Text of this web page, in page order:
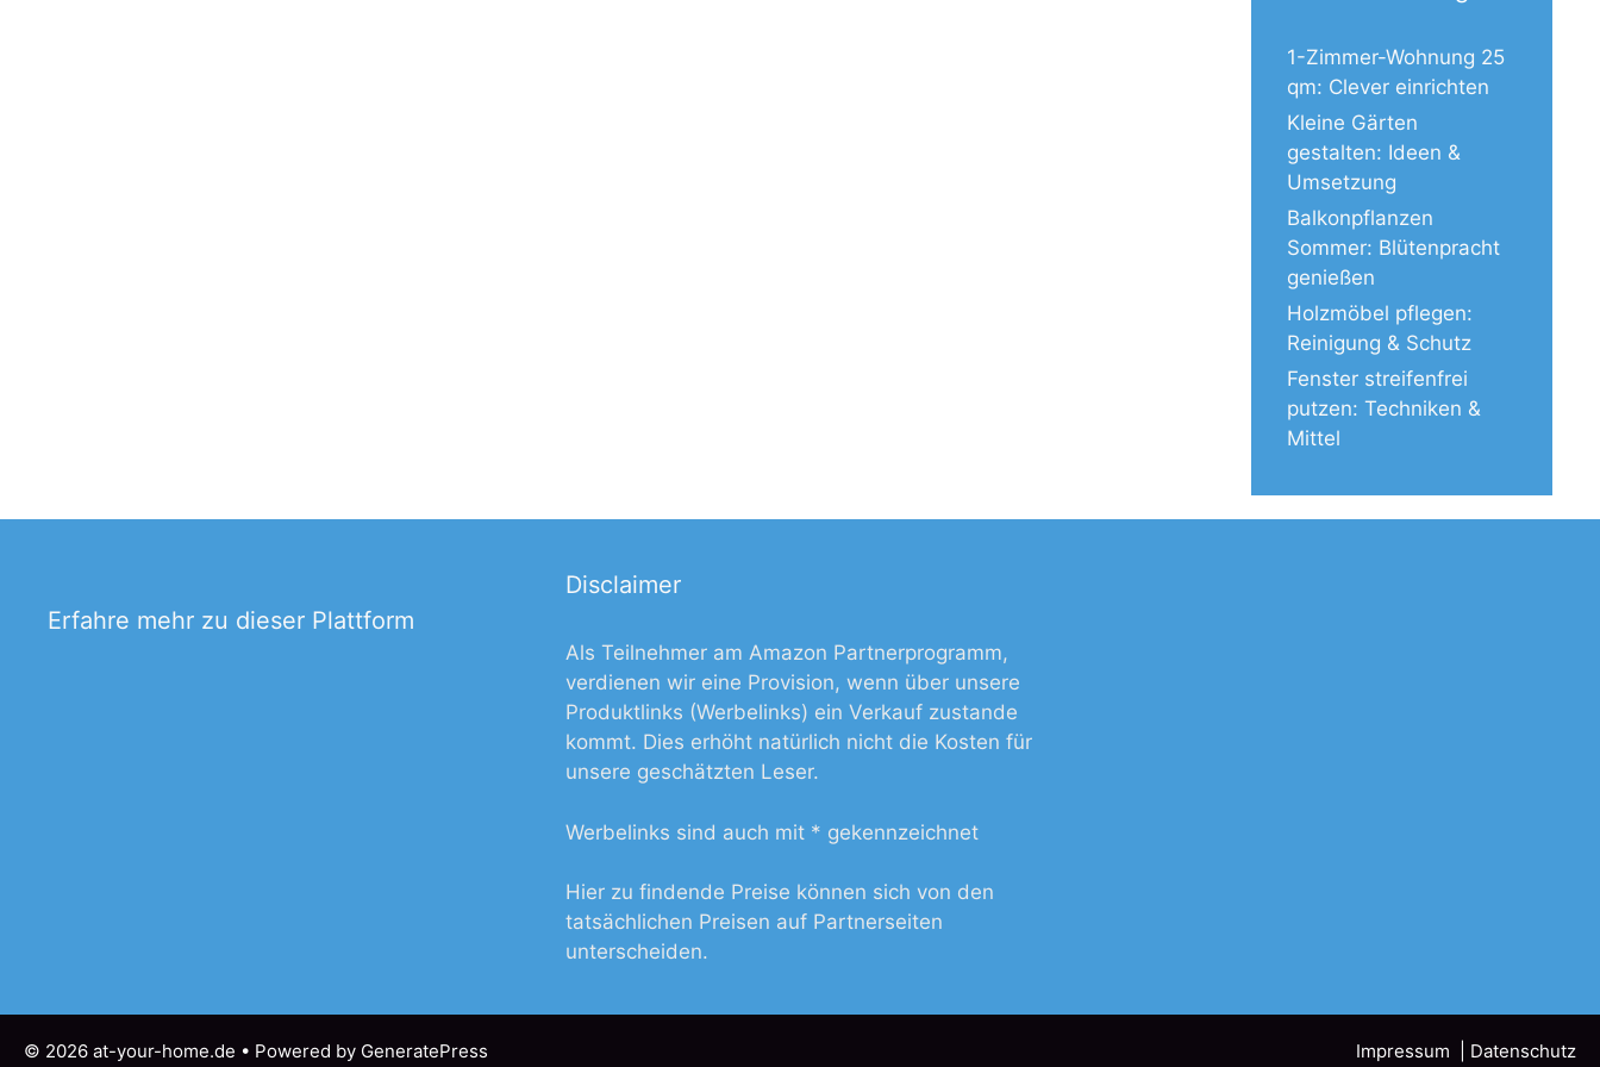
1-Zimmer-Wohnung 25
qm: Clever einrichten
Kleine Gärten
gestalten: Ideen &
Umsetzung
Balkonpflanzen
Sommer: Blütenpracht
genießen
Holzmöbel pflegen:
Reinigung & Schutz
Fenster streifenfrei
putzen: Techniken &
Mittel
Erfahre mehr zu dieser Plattform
Disclaimer
Als Teilnehmer am Amazon Partnerprogramm,
verdienen wir eine Provision, wenn über unsere
Produktlinks (Werbelinks) ein Verkauf zustande
kommt. Dies erhöht natürlich nicht die Kosten für
unsere geschätzten Leser.
Werbelinks sind auch mit * gekennzeichnet
Hier zu findende Preise können sich von den
tatsächlichen Preisen auf Partnerseiten
unterscheiden.
Impressum | Datenschutz
© 2026 at-your-home.de • Powered by GeneratePress